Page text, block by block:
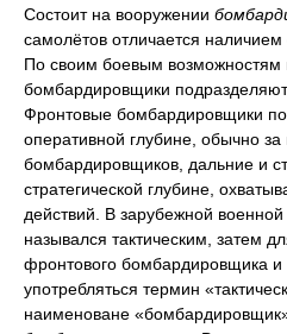
Состоит на вооружении
самолётов отличается наличием
По своим боевым возможностям
бомбардировщики
Фронтовые бомбардировщики
оперативной глубине, обычно
бомбардировщиков, дальние и
стратегической глубине,
действий. В зарубежной
назывался тактическим, затем
фронтового бомбардировщика
употребляться термин
наименоване